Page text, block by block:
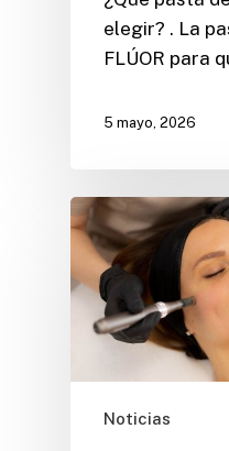
elegir? . La
FLÚOR para
5 mayo, 2026
Noticias